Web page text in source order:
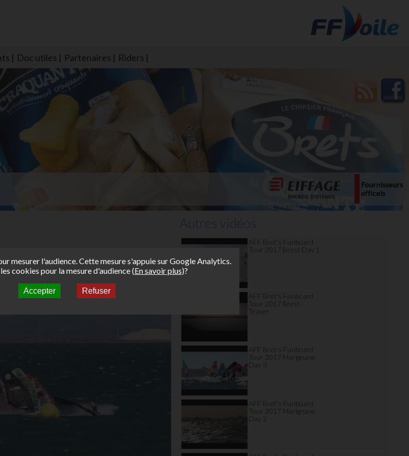
Doc utiles Partenaires Riders
sur nous pour que l'eau salée n'ait jamais le goût des
Autres vidéos
AFF Bret's Funboard
Tour 2017 Brest Day 1
AFF Bret's Funboard
Tour 2017 Brest -
Teaser
AFF Bret's Funboard
Tour 2017 Marignane
Day 3
AFF Bret's Funboard
Tour 2017 Marignane
Day 2
mesurer l'audience. Cette mesure s'appuie sur Google Analytics.
cookies pour la mesure d'audience (En savoir plus)?
Accepter Refuser